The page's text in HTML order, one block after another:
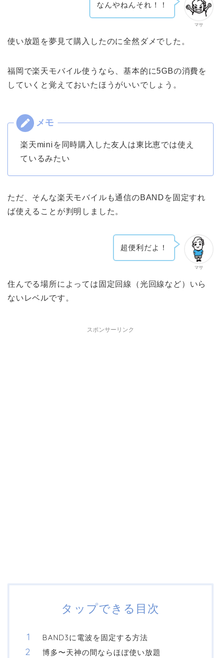
マサ
なんやねんそれ！！
使い放題を夢見て購入したのに全然ダメでした。
福岡で楽天モバイル使うなら、基本的に5GBの消費を
していくと覚えておいたほうがいいでしょう。
楽天miniを同時購入した友人は東比恵では使え
ているみたい
ただ、そんな楽天モバイルも通信のBANDを固定すれ
ば使えることが判明しました。
マサ
超便利だよ！
住んでる場所によっては固定回線（光回線など）いら
ないレベルです。
スポンサーリンク
タップできる目次
BAND3に電波を固定する方法
博多〜天神の間ならほぼ使い放題